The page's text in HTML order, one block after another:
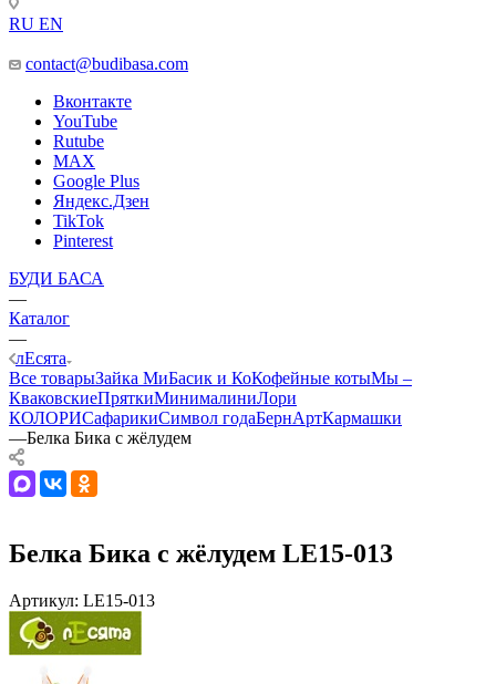
RU EN
contact@budibasa.com
Вконтакте
YouTube
Rutube
MAX
Google Plus
Яндекс.Дзен
TikTok
Pinterest
БУДИ БАСА
—
Каталог
—
лЕсята
Все товарыЗайка МиБасик и КоКофейные котыМы –
КваковскиеПряткиМинималиниЛори
КОЛОРИСафарикиСимвол годаБернАртКармашки
—Белка Бика с жёлудем
Белка Бика с жёлудем LE15-013
Артикул: LE15-013